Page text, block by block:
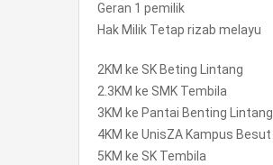
Geran 1 pemilik
Hak Milik Tetap rizab melayu
2KM ke SK Beting Lintang
2.3KM ke SMK Tembila
3KM ke Pantai Benting Lintang
4KM ke UnisZA Kampus Besut
5KM ke SK Tembila